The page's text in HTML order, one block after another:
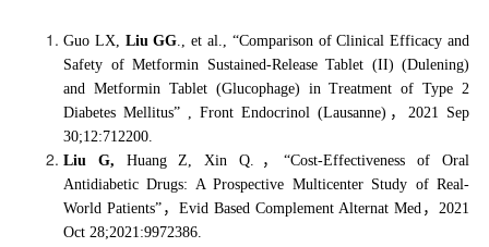
Guo LX, Liu GG., et al., “Comparison of Clinical Efficacy and
Safety of Metformin Sustained-Release Tablet (II) (Dulening)
and Metformin Tablet (Glucophage) in Treatment of Type 2
Diabetes Mellitus” , Front Endocrinol (Lausanne) ， 2021 Sep
30;12:712200.
Liu G, Huang Z, Xin Q. ，“Cost-Effectiveness of Oral
Antidiabetic Drugs: A Prospective Multicenter Study of Real-
World Patients”， Evid Based Complement Alternat Med ， 2021
Oct 28;2021:9972386.